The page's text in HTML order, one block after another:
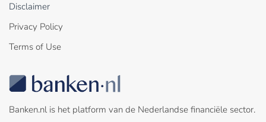
Disclaimer
Privacy Policy
Terms of Use
Banken.nl is het platform van de Nederlandse financiële sector.